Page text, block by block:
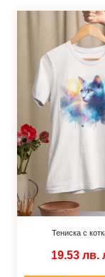
Тениска с
19.53 лв.